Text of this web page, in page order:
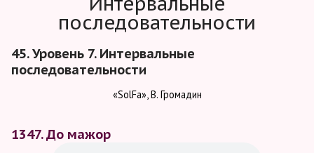
последовательности
45. Уровень 7. Интервальные
последовательности
«SolFa», В. Громадин
1347. До мажор